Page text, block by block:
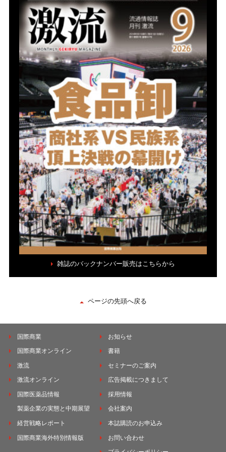
雑誌のバックナンバー販売はこちらから
ページの先頭へ戻る
国際商業
国際商業オンライン
激流
激流オンライン
国際医薬品情報
製薬企業の実態と中期展望
経営戦略レポート
国際商業海外特別情報版
お知らせ
書籍
セミナーのご案内
広告掲載につきまして
採用情報
会社案内
本誌購読のお申込み
お問い合わせ